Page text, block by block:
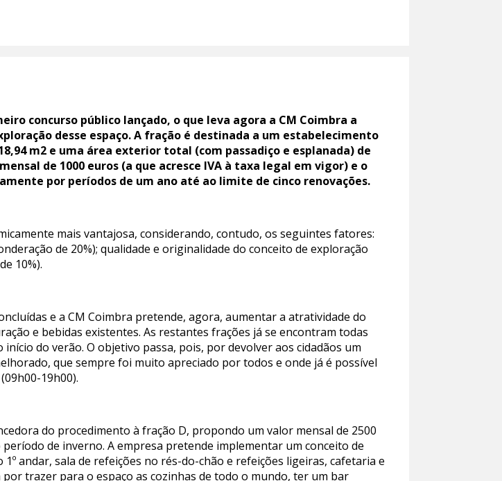
concurso público lançado, o que leva agora a CM Coimbra a
desse espaço. A fração é destinada a um estabelecimento
m2 e uma área exterior total (com passadiço e esplanada) de
de 1000 euros (a que acresce IVA à taxa legal em vigor) e o
por períodos de um ano até ao limite de cinco renovações.
mais vantajosa, considerando, contudo, os seguintes fatores:
de 20%); qualidade e originalidade do conceito de exploração
10%).
e a CM Coimbra pretende, agora, aumentar a atratividade do
e bebidas existentes. As restantes frações já se encontram todas
do verão. O objetivo passa, pois, por devolver aos cidadãos um
que sempre foi muito apreciado por todos e onde já é possível
19h00).
do procedimento à fração D, propondo um valor mensal de 2500
de inverno. A empresa pretende implementar um conceito de
andar, sala de refeições no rés-do-chão e refeições ligeiras, cafetaria e
trazer para o espaço as cozinhas de todo o mundo, ter um bar